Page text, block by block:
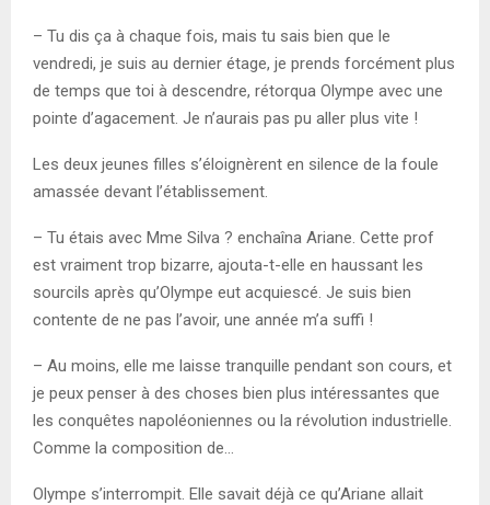
– Tu dis ça à chaque fois, mais tu sais bien que le
vendredi, je suis au dernier étage, je prends forcément plus
de temps que toi à descendre, rétorqua Olympe avec une
pointe d’agacement. Je n’aurais pas pu aller plus vite !
Les deux jeunes filles s’éloignèrent en silence de la foule
amassée devant l’établissement.
– Tu étais avec Mme Silva ? enchaîna Ariane. Cette prof
est vraiment trop bizarre, ajouta-t-elle en haussant les
sourcils après qu’Olympe eut acquiescé. Je suis bien
contente de ne pas l’avoir, une année m’a suffi !
– Au moins, elle me laisse tranquille pendant son cours, et
je peux penser à des choses bien plus intéressantes que
les conquêtes napoléoniennes ou la révolution industrielle.
Comme la composition de…
Olympe s’interrompit. Elle savait déjà ce qu’Ariane allait